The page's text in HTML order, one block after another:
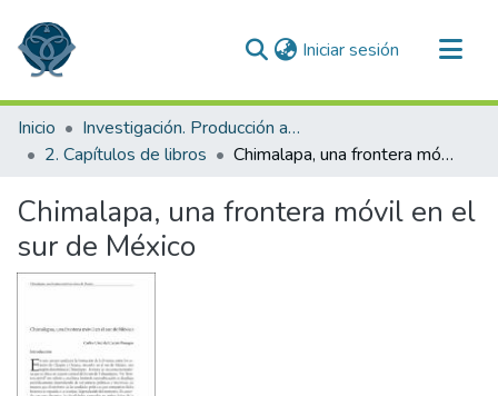
Iniciar sesión (current)
Comunidades
Todo DSpace
Inicio
Investigación. Producción académica
2. Capítulos de libros
Chimalapa, una frontera móvil en el sur de México
Chimalapa, una frontera móvil en el
sur de México